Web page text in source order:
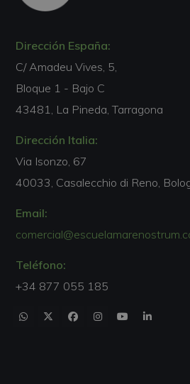
Dirección España:
C/ Amadeu Vives, 5,
Bloque 1 - Bajo C
43481, La Pineda, Tarragona
Dirección Italia:
Via Isonzo, 67
40033, Casalecchio di Reno,
Email:
Teléfono:
+34 877 055 185